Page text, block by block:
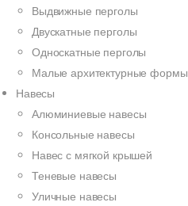
Выдвижные перголы
Двускатные перголы
Односкатные перголы
Малые архитектурные формы
Навесы
Алюминиевые навесы
Консольные навесы
Навес с мягкой крышей
Теневые навесы
Уличные навесы